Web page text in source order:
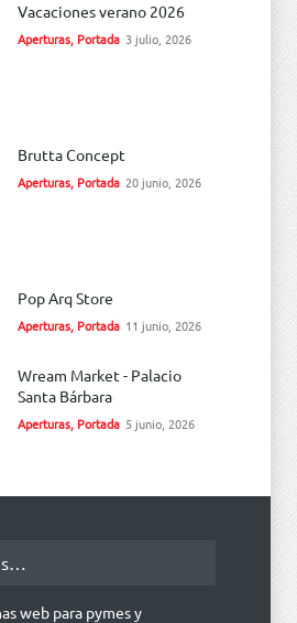
Vacaciones verano 2026
Aperturas, Portada 3 julio, 2026
Brutta Concept
Aperturas, Portada 20 junio, 2026
Pop Arq Store
Aperturas, Portada 11 junio, 2026
Wream Market - Palacio
Santa Bárbara
Aperturas, Portada 5 junio, 2026
web para pymes y